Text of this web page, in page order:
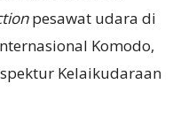
pesawat udara di
Komodo,
Kelaikudaraan